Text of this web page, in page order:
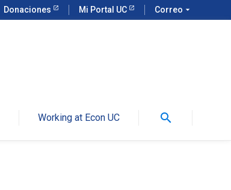
Donaciones Mi Portal UC Correo arrow_drop_down
Working at Econ UC search